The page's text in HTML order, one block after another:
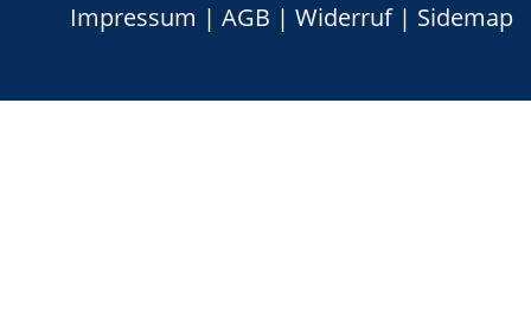
Impressum | AGB | Widerruf| Sidemap